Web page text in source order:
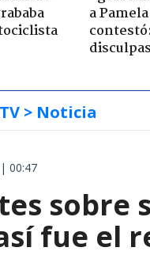
a
> Noticia
00:47
sobre
fue el